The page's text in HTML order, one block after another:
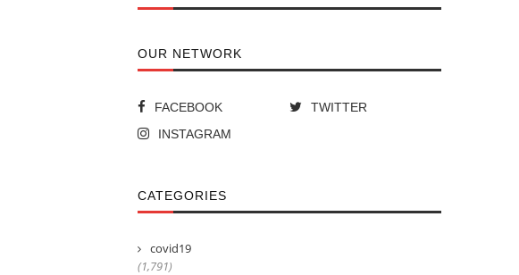
OUR NETWORK
FACEBOOK
TWITTER
INSTAGRAM
CATEGORIES
covid19
(1,791)